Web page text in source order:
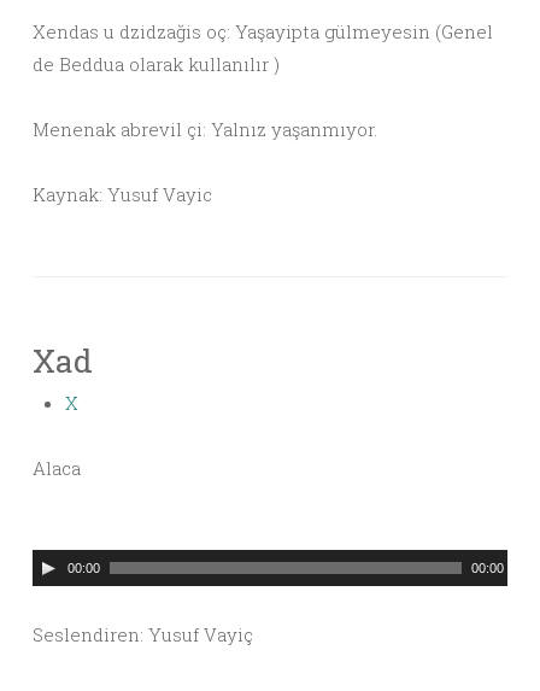
Xendas u dzidzağis oç: Yaşayipta gülmeyesin (Genel
de Beddua olarak kullanılır )
Menenak abrevil çi: Yalnız yaşanmıyor.
Kaynak: Yusuf Vayic
Xad
X
Alaca
Ses
00:00 00:00
Seslendiren: Yusuf Vayiç